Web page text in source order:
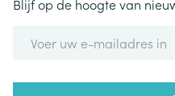
Blijf op de hoogte van